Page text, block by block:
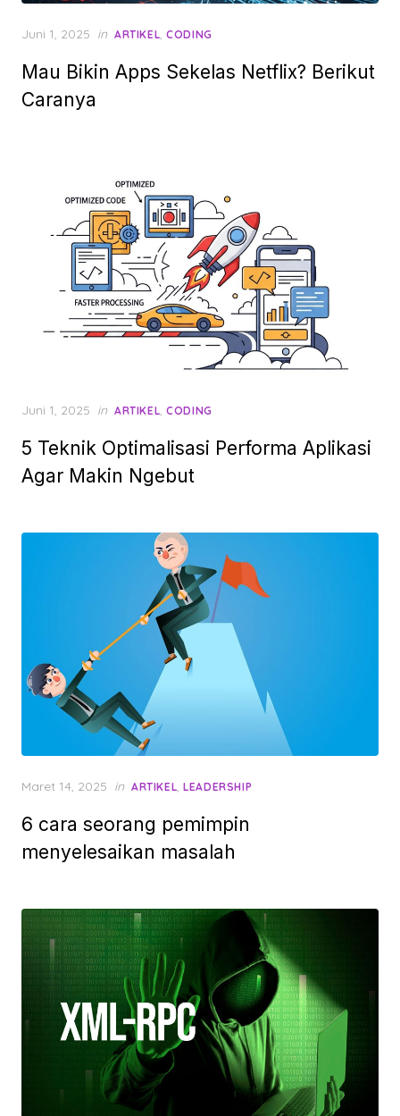
Posted
Juni 1, 2025 in ARTIKEL,CODING
Mau Bikin Apps Sekelas Netflix? Berikut
Caranya
Posted
Juni 1, 2025 in ARTIKEL,CODING
5 Teknik Optimalisasi Performa Aplikasi
Agar Makin Ngebut
Posted
Maret 14, 2025 in ARTIKEL,LEADERSHIP
6 cara seorang pemimpin
menyelesaikan masalah